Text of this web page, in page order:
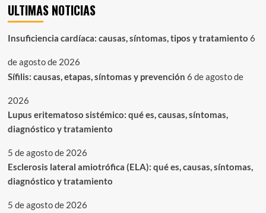
ULTIMAS NOTICIAS
Insuficiencia cardíaca: causas, síntomas, tipos y tratamiento 6
de agosto de 2026
Sífilis: causas, etapas, síntomas y prevención 6 de agosto de
2026
Lupus eritematoso sistémico: qué es, causas, síntomas,
diagnóstico y tratamiento
5 de agosto de 2026
Esclerosis lateral amiotrófica (ELA): qué es, causas, síntomas,
diagnóstico y tratamiento
5 de agosto de 2026